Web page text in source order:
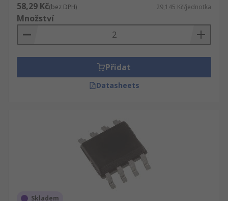
58,29 Kč(bez DPH) 29,145 Kč/jednotka
Množství
Přidat
Datasheets
Skladem